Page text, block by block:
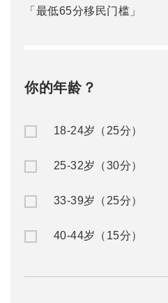
「最低65分移民门槛」
你的年龄？
18-24岁（25分）
25-32岁（30分）
33-39岁（25分）
40-44岁（15分）